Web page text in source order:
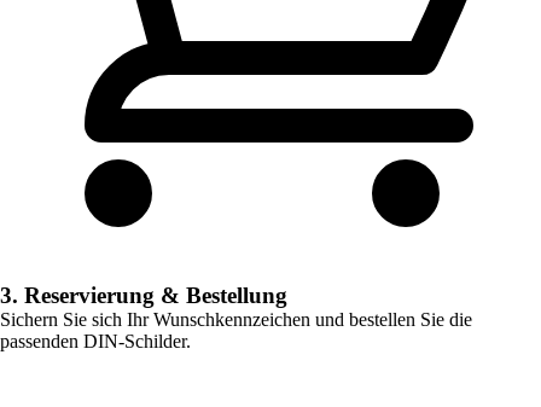
3. Reservierung & Bestellung
Sichern Sie sich Ihr Wunschkennzeichen und bestellen Sie die
passenden DIN-Schilder.